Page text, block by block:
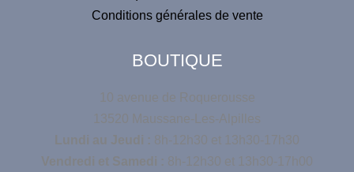
Conditions générales de vente
BOUTIQUE
10 avenue de Roquerousse
13520 Maussane-Les-Alpilles
Lundi au Jeudi : 8h-12h30 et 13h30-17h30
Vendredi et Samedi : 8h-12h30 et 13h30-17h00